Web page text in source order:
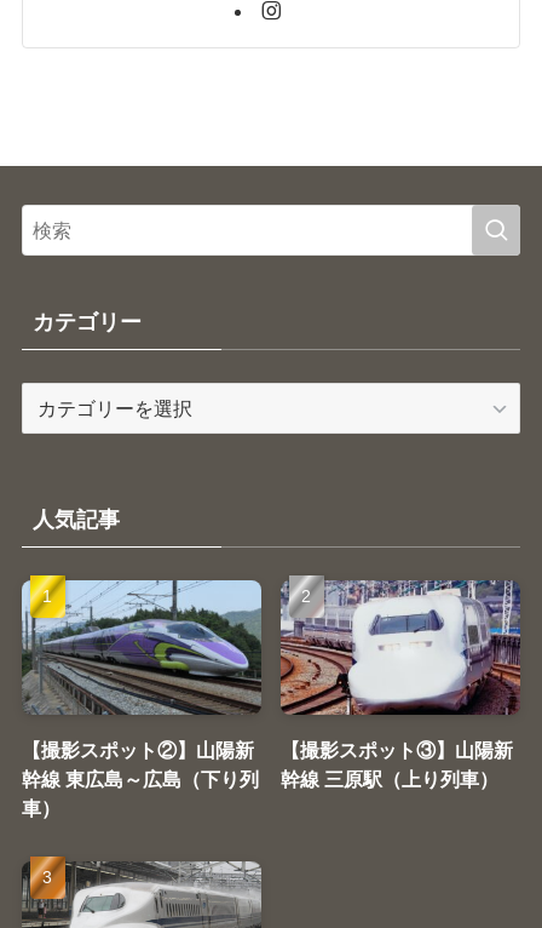
カテゴリー
ー人気記事
【撮影スポット②】山陽新
幹線 東広島～広島（下り列
車）
【撮影スポット③】山陽新
幹線 三原駅（上り列車）